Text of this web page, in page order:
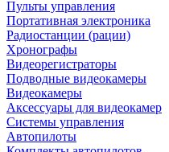
Пульты управления
Портативная электроника
Радиостанции (рации)
Хронографы
Видеорегистраторы
Подводные видеокамеры
Видеокамеры
Аксессуары для видеокамер
Системы управления
Автопилоты